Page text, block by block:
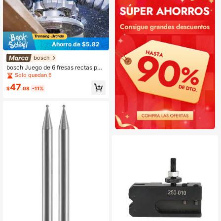
Ahorro de $5.82
bosch
bosch Juego de 6 fresas rectas par
a carpintería de 1/4"
Solo quedan 6
$47.08 -11%